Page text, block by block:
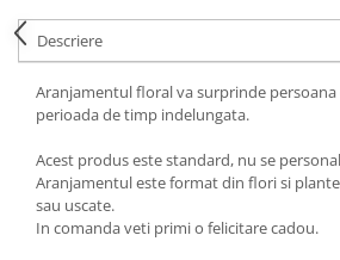
Descriere
Aranjamentul floral va surprinde
perioada de timp indelungata.
Acest produs este standard, nu se
Aranjamentul este format din flori si
sau uscate.
In comanda veti primi o felicitare cadou.